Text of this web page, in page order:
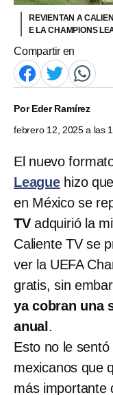
REVIENTAN A
E LA CHAMPIONS
Compartir en
PorEder Ramírez
febrero 12, 2025 a las
El nuevo
League hizo
en México se
TVadquirió la
Caliente TV se
ver la UEFA
gratis, sin
ya cobran una
anual .
Esto no le
mexicanos que
más importante